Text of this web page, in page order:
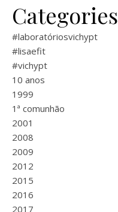
Categories
#laboratóriosvichypt
#lisaefit
#vichypt
10 anos
1999
1ª comunhão
2001
2008
2009
2012
2015
2016
2017